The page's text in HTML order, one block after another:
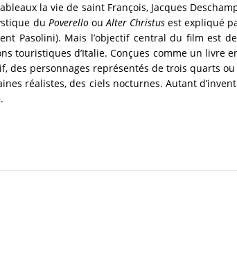
la vie de saint François, Jacques
du PoverelloouAlter Christusest expliqué
Pasolini). Mais l’objectif central du film est
touristiques d’Italie. Conçues comme un livre
personnages représentés de trois quarts
réalistes, des ciels nocturnes. Autant
.